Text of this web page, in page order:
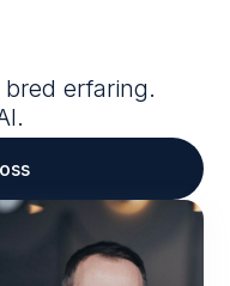
erfaring.